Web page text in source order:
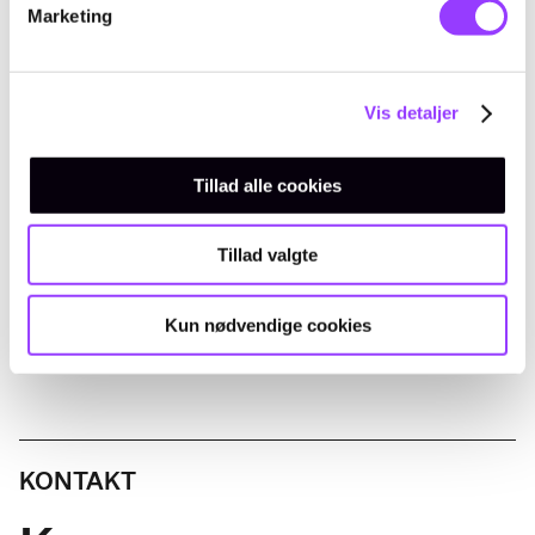
Marketing
Vis detaljer
Tillad alle cookies
Tillad valgte
Kun nødvendige cookies
sundhedsmæssigt forsvarligt.
krancertifikatuddannelse med integreret
arbejde professionelt med mobile kraner
efter gældende krav.
KONTAKT